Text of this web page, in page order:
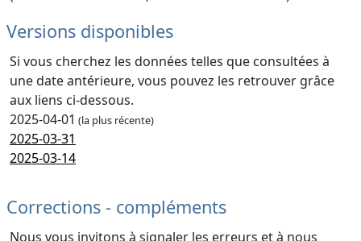
Versions disponibles
Si vous cherchez les données telles que consultées à
une date antérieure, vous pouvez les retrouver grâce
aux liens ci-dessous.
2025-04-01 (la plus récente)
2025-03-31
2025-03-14
Corrections - compléments
Nous vous invitons à signaler les erreurs et à nous